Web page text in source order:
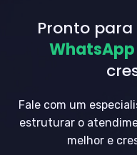
Pronto
WhatsApp
Fale com um
estruturar o
melhor e